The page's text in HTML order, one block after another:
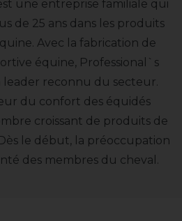
une entreprise familiale qui
de 25 ans dans les produits
Avec la fabrication de
équine, Professional`s
leader reconnu du secteur.
du confort des équidés
croissant de produits de
le début, la préoccupation
des membres du cheval.